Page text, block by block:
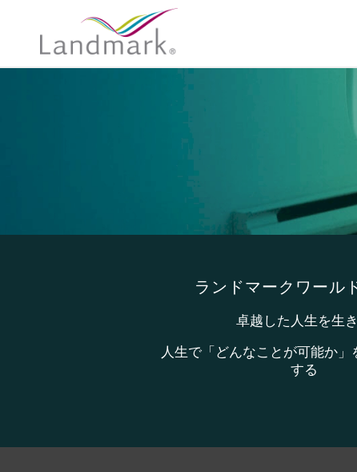
ランドマークワール
卓越した人生を生
人生で「どんなことが可能か」
する